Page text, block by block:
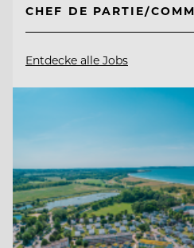
CHEF DE PARTIE/
Entdecke alle Jobs